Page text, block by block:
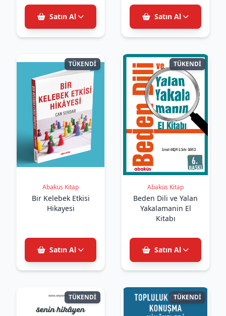
Well-Being
Satın Al
Satın Al
TÜKENDİ
Abaküs Kitap
Bir Kelebek Etkisi
Hikayesi
Satın Al
TÜKENDİ
Abaküs Kitap
Beden Dili ve Yalan
Yakalamanin El
Kitabı
Satın Al
TÜKENDİ TÜKENDİ